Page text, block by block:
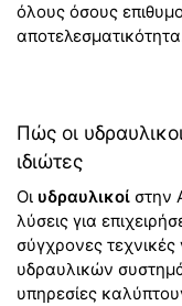
όλους όσους
Πώς οι
ιδιώτες
Οι υδραυλικοί στην
λύσεις για
σύγχρονες
υδραυλικών
υπηρεσίες